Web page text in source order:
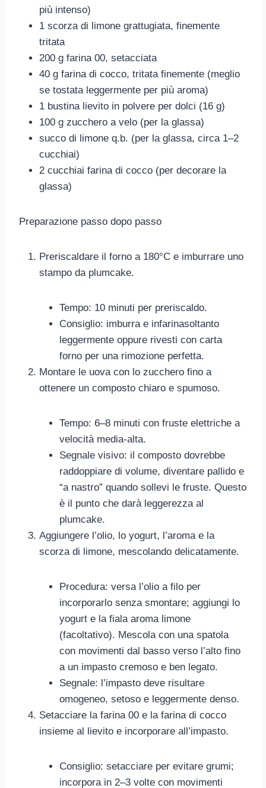
più intenso)
1 scorza di limone grattugiata, finemente
tritata
200 g farina 00, setacciata
40 g farina di cocco, tritata finemente (meglio
se tostata leggermente per più aroma)
1 bustina lievito in polvere per dolci (16 g)
100 g zucchero a velo (per la glassa)
succo di limone q.b. (per la glassa, circa 1–2
cucchiai)
2 cucchiai farina di cocco (per decorare la
glassa)
Preparazione passo dopo passo
Preriscaldare il forno a 180°C e imburrare uno
stampo da plumcake.
Tempo: 10 minuti per preriscaldo.
Consiglio: imburra e infarinasoltanto
leggermente oppure rivesti con carta
forno per una rimozione perfetta.
Montare le uova con lo zucchero fino a
ottenere un composto chiaro e spumoso.
Tempo: 6–8 minuti con fruste elettriche a
velocità media-alta.
Segnale visivo: il composto dovrebbe
raddoppiare di volume, diventare pallido e
“a nastro” quando sollevi le fruste. Questo
è il punto che darà leggerezza al
plumcake.
Aggiungere l’olio, lo yogurt, l’aroma e la
scorza di limone, mescolando delicatamente.
Procedura: versa l’olio a filo per
incorporarlo senza smontare; aggiungi lo
yogurt e la fiala aroma limone
(facoltativo). Mescola con una spatola
con movimenti dal basso verso l’alto fino
a un impasto cremoso e ben legato.
Segnale: l’impasto deve risultare
omogeneo, setoso e leggermente denso.
Setacciare la farina 00 e la farina di cocco
insieme al lievito e incorporare all’impasto.
Consiglio: setacciare per evitare grumi;
incorpora in 2–3 volte con movimenti